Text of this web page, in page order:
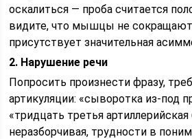
оскалиться — проба считается
видите, что мышцы не
присутствует значительная
2. Нарушение речи
Попросить произнести фразу,
артикуляции: «сыворотка из-под
«тридцать третья
неразборчивая, трудности в